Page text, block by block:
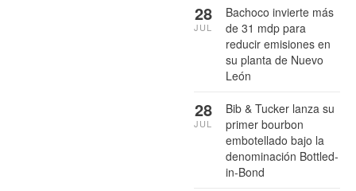
Bachoco invierte más
de 31 mdp para
reducir emisiones en
su planta de Nuevo
León
28
JUL
Bib & Tucker lanza su
primer bourbon
embotellado bajo la
denominación Bottled-
in-Bond
28
JUL